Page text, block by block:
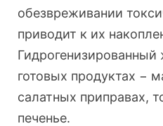
обезвреживании
приводит к их
готовых продуктах −
салатных приправах,
печенье.